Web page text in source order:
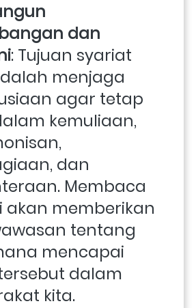
dan
: Tujuan syariat
menjaga
agar tetap
kemuliaan,
dan
Membaca
akan memberikan
tentang
mencapai
dalam
kita.